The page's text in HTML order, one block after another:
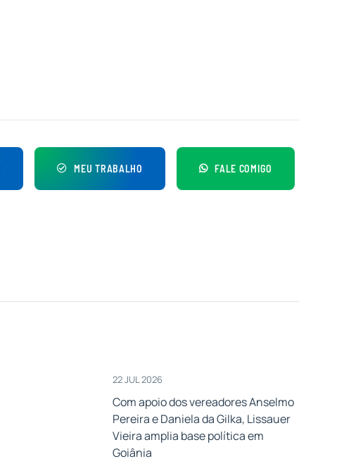
MEU TRABALHO FALE COMIGO
22 JUL 2026
Com apoio dos vereadores Anselmo
Pereira e Daniela da Gilka, Lissauer
Vieira amplia base política em
Goiânia